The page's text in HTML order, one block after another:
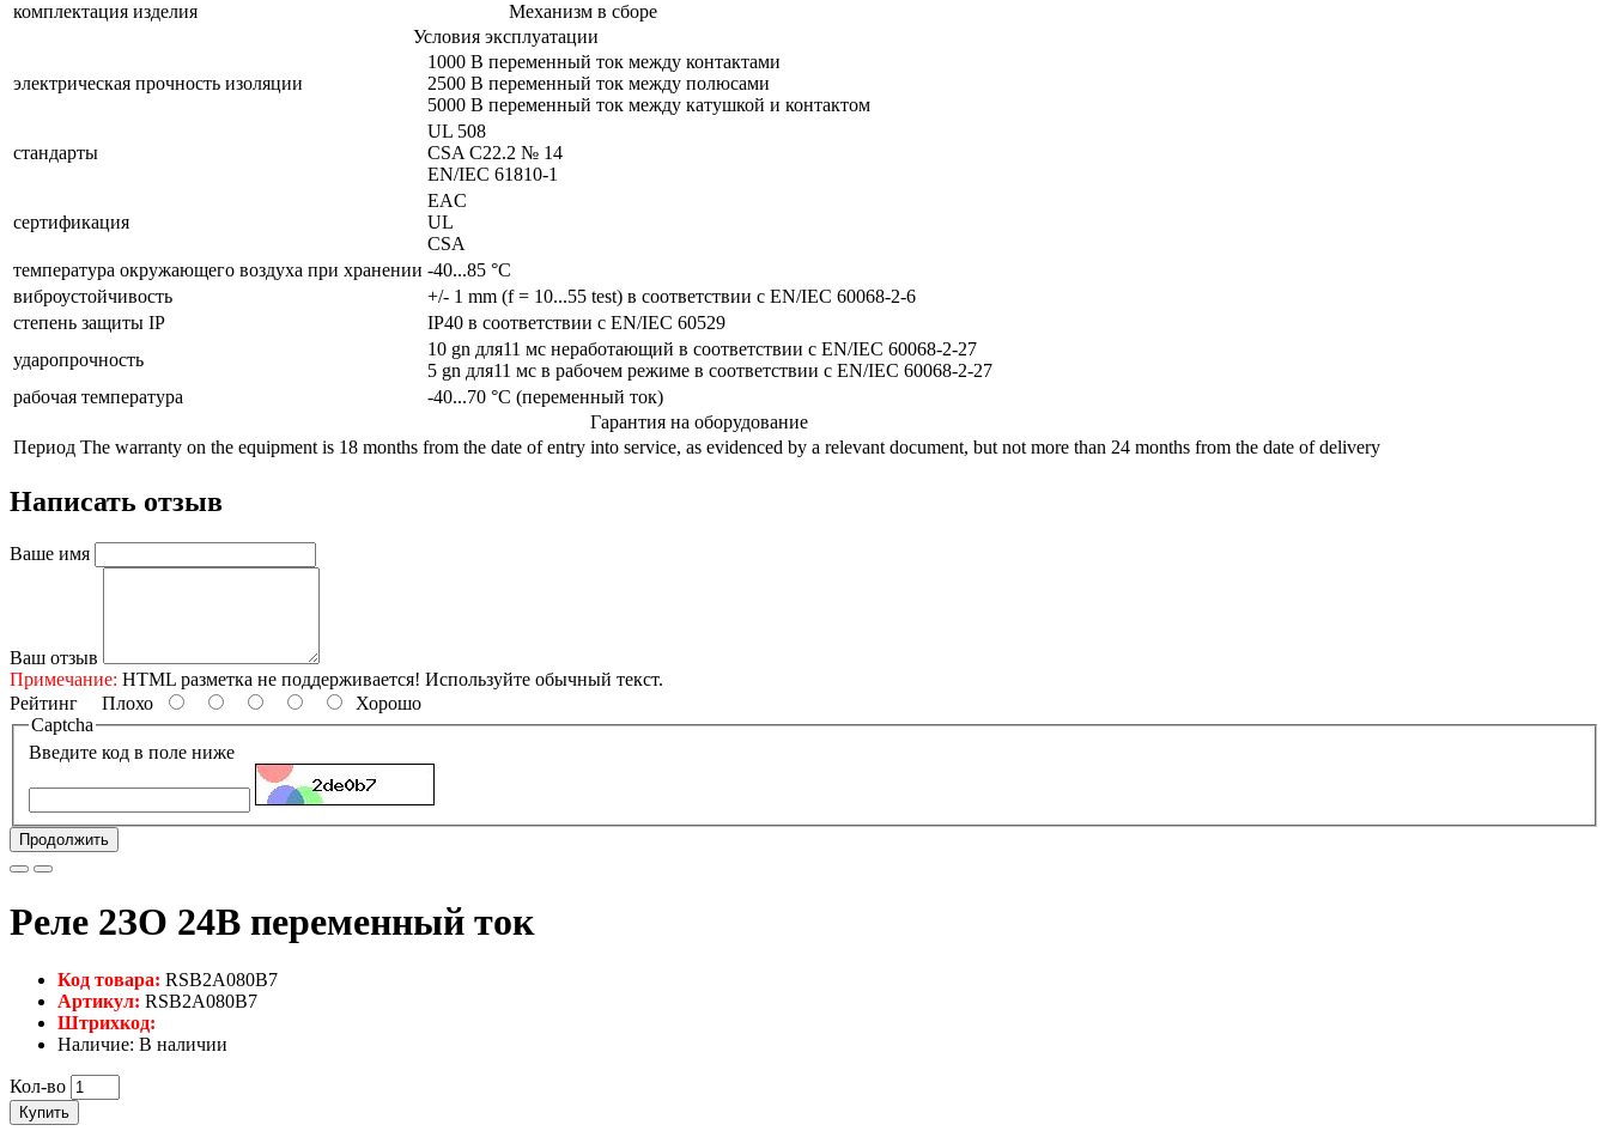
комплектация изделия
Механизм в сборе
Условия эксплуатации
электрическая прочность изоляции
1000 В переменный ток между контактами
2500 В переменный ток между полюсами
5000 В переменный ток между катушкой и контактом
стандарты
UL 508
CSA C22.2 № 14
EN/IEC 61810-1
сертификация
EAC
UL
CSA
температура окружающего воздуха при хранении -40...85 °C
виброустойчивость
+/- 1 mm (f = 10...55 test) в соответствии с EN/IEC 60068-2-6
cтепень защиты IP
IP40 в соответствии с EN/IEC 60529
ударопрочность
10 gn для11 мс неработающий в соответствии с EN/IEC 60068-2-27
5 gn для11 мс в рабочем режиме в соответствии с EN/IEC 60068-2-27
рабочая температура
-40...70 °C (переменный ток)
Гарантия на оборудование
Период The warranty on the equipment is 18 months from the date of entry into service, as evidenced by a relevant document, but not more than 24 months from the date of delivery
Написать отзыв
Ваше имя
Ваш отзыв
Примечание: HTML разметка не поддерживается! Используйте обычный текст.
Рейтинг Плохо
Хорошо
Captcha
Введите код в поле ниже
Продолжить
Реле 2ЗО 24В переменный ток
Код товара: RSB2A080B7
Артикул: RSB2A080B7
Штрихкод:
Наличие: В наличии
Кол-во
Купить